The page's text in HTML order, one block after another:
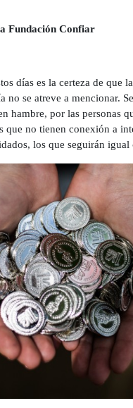
Fundación Confiar
días es la certeza de que
no se atreve a mencionar.
hambre, por las personas
que no tienen conexión a
los que seguirán igual